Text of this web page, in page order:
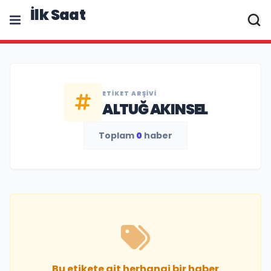
İlk Saat
ETIKET ARŞIVI
ALTUĞ AKINSEL
Toplam 0 haber